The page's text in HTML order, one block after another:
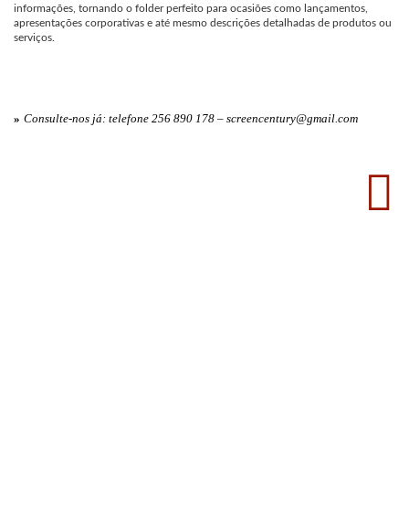
informações, tornando o folderperfeito para ocasiões como lançamentos,
apresentações corporativas e até mesmo descrições detalhadas de produtos ou
serviços.
» Consulte-nos já: telefone 256 890 178 – screencentury@gmail.com